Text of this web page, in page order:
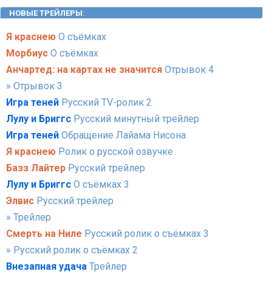
НОВЫЕ ТРЕЙЛЕРЫ:
Я краснею О съёмках
Морбиус О съёмках
Анчартед: на картах не значится Отрывок 4
» Отрывок 3
Игра теней Русский TV-ролик 2
Лулу и Бриггс Русский минутный трейлер
Игра теней Обращение Лайама Нисона
Я краснею Ролик о русской озвучке
Базз Лайтер Русский трейлер
Лулу и Бриггс О съёмках 3
Элвис Русский трейлер
» Трейлер
Смерть на Ниле Русский ролик о съёмках 3
» Русский ролик о съёмках 2
Внезапная удача Трейлер